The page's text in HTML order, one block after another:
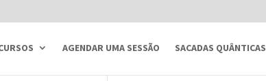
AGENDAR UMA SESSÃO SACADAS QUÂNTICAS